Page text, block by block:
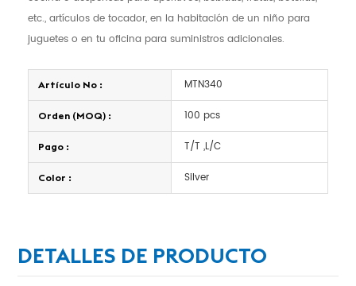
etc., artículos de tocador, en la habitación de un niño para
juguetes o en tu oficina para suministros adicionales.
Artículo No : MTN340
Orden (MOQ) : 100 pcs
Pago : T/T ,L/C
Color : Silver
DETALLES DE PRODUCTO